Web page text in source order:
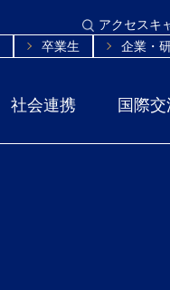
アクセスキ
卒業生 企業・
社会連携 国際交